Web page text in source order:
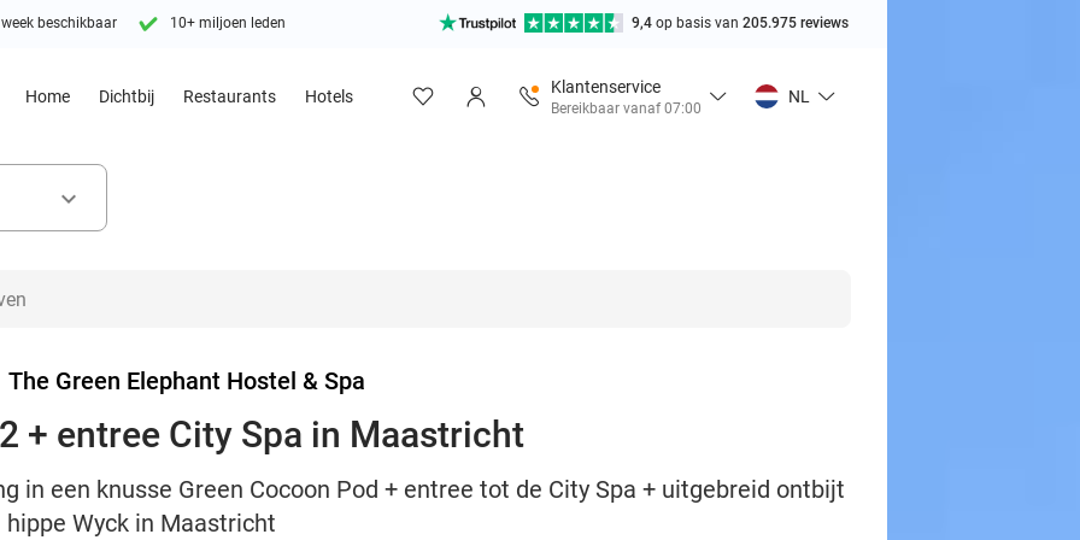
beschikbaar 10+ miljoen leden 9,4 op basis van 205.975 reviews
Home Dichtbij Restaurants Hotels
Klantenservice
Bereikbaar vanaf 07:00
NL
keyboard_arrow_down
The Green Elephant Hostel & Spa
+ entree City Spa in Maastricht
in een knusse Green Cocoon Pod + entree tot de City Spa + uitgebreid ontbijt
Wyck in Maastricht